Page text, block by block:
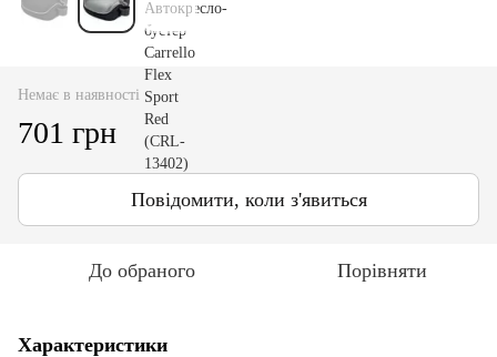
Немає в наявності
701 грн
Повідомити, коли з'явиться
До обраного Порівняти
Характеристики